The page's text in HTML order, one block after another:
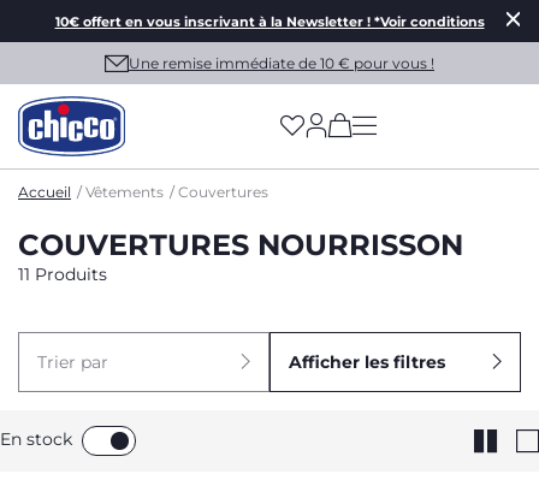
10€ offert en vous inscrivant à la Newsletter ! *Voir conditions
Une remise immédiate de 10 € pour vous !
(has more options
Accueil Vêtements Couvertures
COUVERTURES NOURRISSON
11 Produits
Trier par Afficher les filtres
En stock